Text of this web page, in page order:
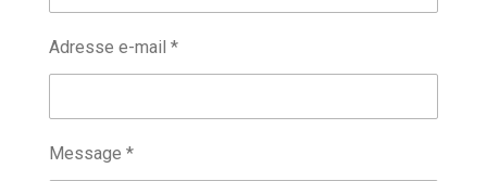
Adresse e-mail *
Message *